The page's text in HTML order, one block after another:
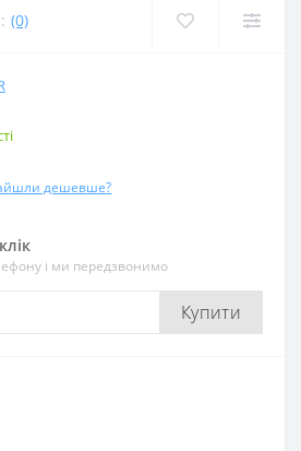
(0)
дешевше?
і ми передзвонимо
Купити